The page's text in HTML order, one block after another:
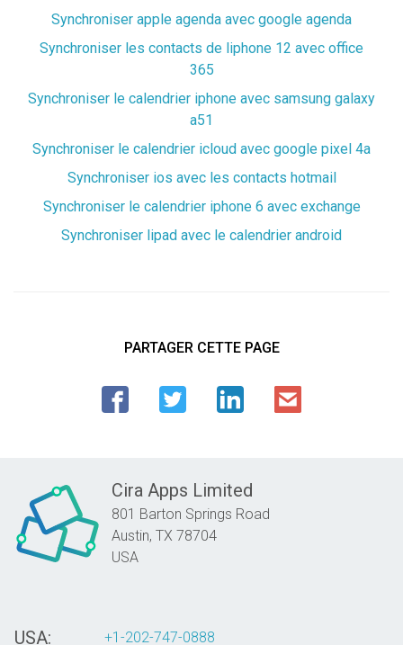
Synchroniser apple agenda avec google agenda
Synchroniser les contacts de liphone 12 avec office
365
Synchroniser le calendrier iphone avec samsung galaxy
a51
Synchroniser le calendrier icloud avec google pixel 4a
Synchroniser ios avec les contacts hotmail
Synchroniser le calendrier iphone 6 avec exchange
Synchroniser lipad avec le calendrier android
PARTAGER CETTE PAGE
Cira Apps Limited
801 Barton Springs Road
Austin, TX 78704
USA
USA: +1-202-747-0888